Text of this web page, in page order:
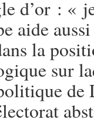
d’or : «
aide
la
sur
de